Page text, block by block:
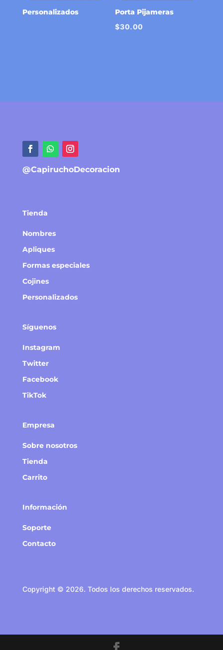
Personalizados Porta Pijameras
$30.00
@CapiruchoDecoracion
Tienda
Nombres
Apliques
Formas especiales
Cojines
Personalizados
Síguenos
Instagram
Twitter
Facebook
TikTok
Empresa
Sobre nosotros
Tienda
Carrito
Información
Soporte
Contacto
Copyright © 2026. Todos los derechos reservados.